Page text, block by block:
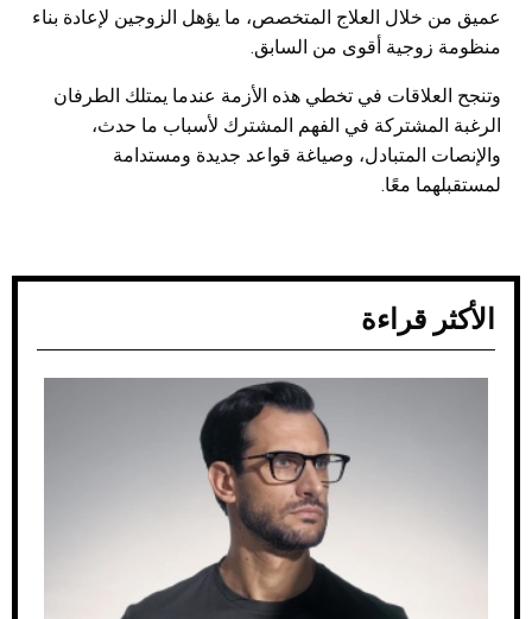
عميق من خلال العلاج المتخصص، ما يؤهل الزوجين لإعادة بناء
منظومة زوجية أقوى من السابق.
وتنجح العلاقات في تخطي هذه الأزمة عندما يمتلك الطرفان
الرغبة المشتركة في الفهم المشترك لأسباب ما حدث،
والإنصات المتبادل، وصياغة قواعد جديدة ومستدامة
لمستقبلهما معًا.
الأكثر قراءة